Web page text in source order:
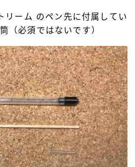
リーム のペン先に付属してい
（必須ではないです）